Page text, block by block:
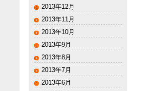
2013年12月
2013年11月
2013年10月
2013年9月
2013年8月
2013年7月
2013年6月